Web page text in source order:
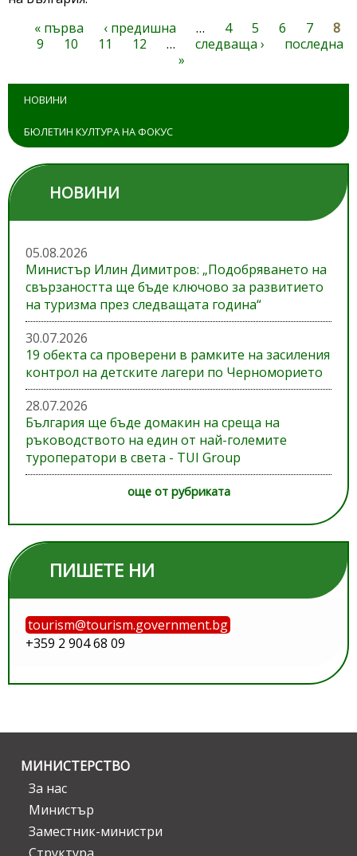
Страници
« първа ‹ предишна … 4 5 6 7
8
9
10 11 12 … следваща ›
последна
»
НОВИНИ
БЮЛЕТИН КУЛТУРА НА ФОКУС
НОВИНИ
05.08.2026
Министър Илин Димитров: „Подобряването на
свързаността ще бъде ключово за развитието
на туризма през следващата година“
30.07.2026
19 обекта са проверени в рамките на засиления
контрол на детските лагери по Черноморието
28.07.2026
България ще бъде домакин на среща на
ръководството на един от най-големите
туроператори в света - TUI Group
още от рубриката
ПИШЕТЕ НИ
tourism@tourism.government.bg
+359 2 904 68 09
МИНИСТЕРСТВО
За нас
Министър
Заместник-министри